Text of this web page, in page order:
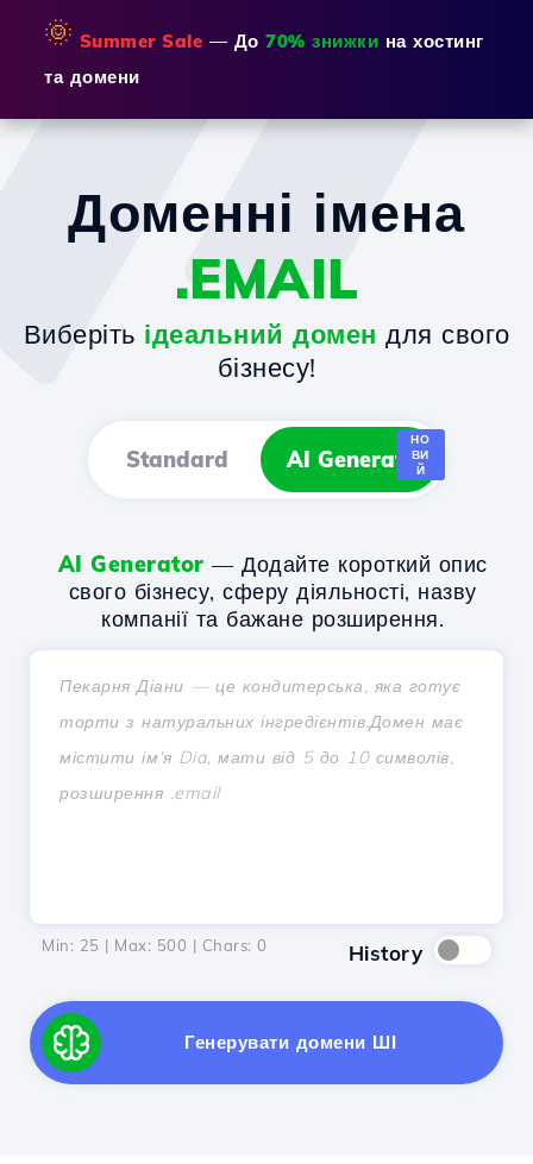
🌞 Summer Sale — До 70% знижки на хостинг
та домени
Доменні імена
.EMAIL
Виберіть ідеальний домен для свого
бізнесу!
Standard AI Generator
НО
ВИ
Й
AI Generator — Додайте короткий опис
свого бізнесу, сферу діяльності, назву
компанії та бажане розширення.
Min: 25 | Max: 500 | Chars: 0 History
Генерувати домени ШІ